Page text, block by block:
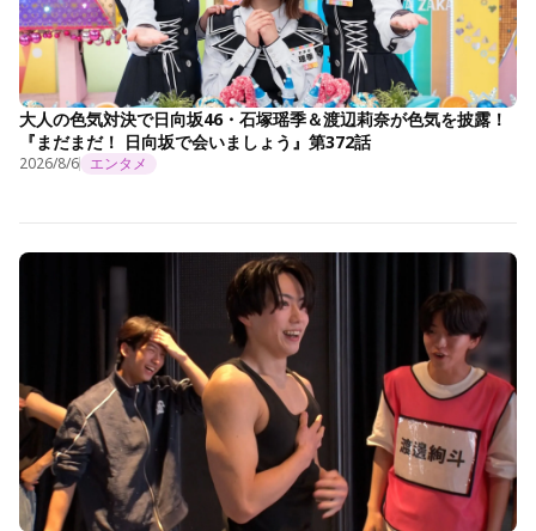
大人の色気対決で日向坂46・石塚瑶季＆渡辺莉奈が色気を披露！
『まだまだ！ 日向坂で会いましょう』第372話
2026/8/6 エンタメ